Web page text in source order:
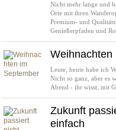
Nicht mehr lange und
Orte mit ihren
Premium- und
Genießerpfaden und
Weihnachten
Leute, heute habe ich
Nicht so ganz, aber es
Abend - ihr wisst, mit
Zukunft
einfach